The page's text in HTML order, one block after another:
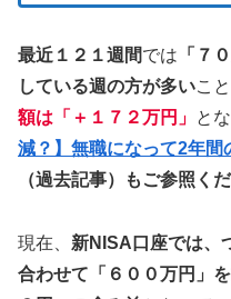
最近１２１週間では 「７
している週の方が多いこ
額は「＋１７２万円」 と
減？】無職になって2年間
（過去記事）もご参照く
現在、 新NISA口座では、
合わせて「６００万円」